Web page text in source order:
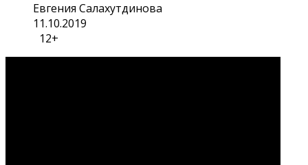
Евгения Салахутдинова
11.10.2019
12+